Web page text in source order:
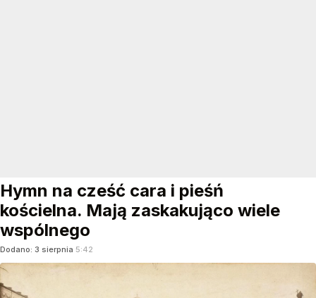
Hymn na cześć cara i pieśń
kościelna. Mają zaskakująco wiele
wspólnego
Dodano: 3 sierpnia 5:42